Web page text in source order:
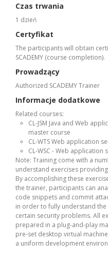
Czas trwania
1 dzień
Certyfikat
The participants will obtain
SCADEMY (course completion).
Prowadzący
Authorized SCADEMY Trainer
Informacje dodatkowe
Related courses:
CL-JSM Java and Web
master course
CL-WTS Web application
CL-WSC - Web application
Note: Training come with a
understand exercises
By accomplishing these
the trainer, participants can
code snippets and commit
in order to fully understand
certain security problems. All
prepared in a plug-and-play
pre-set desktop virtual
a uniform development